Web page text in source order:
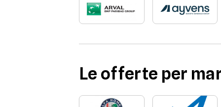
Le offerte per